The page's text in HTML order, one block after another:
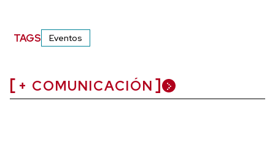
TAGS Eventos
+ COMUNICACIÓN